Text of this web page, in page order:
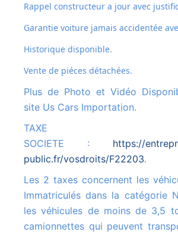
Rappel constructeur a jour avec
Garantie voiture jamais accidentée
Historique disponible.
Vente de piéces détachées.
Plus de Photo et Vidéo Disponibles sur notre
site Us Cars Importation.
TAXE VOITURE
SOCIETE : https://
public.fr/vosdroits/F22203.
Les 2 taxes concernent les véhicules suivants :
Immatriculés dans la catégorie
les véhicules de moins de 3,5
camionnettes qui peuvent